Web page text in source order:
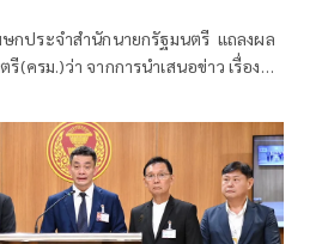
ษกประจำสำนักนายกรัฐมนตรี แถลงผล
(ครม.)ว่า จากการนำเสนอข่าว เรื่อง
ปแล้วว่า รัฐบาลนี้มีเสถียรภาพและ